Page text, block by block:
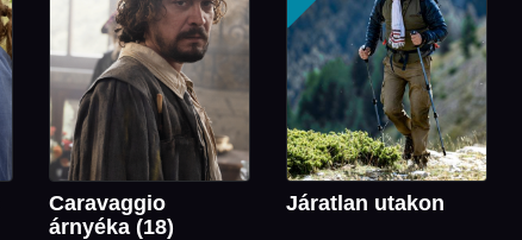
Caravaggio
árnyéka (18)
Járatlan utakon